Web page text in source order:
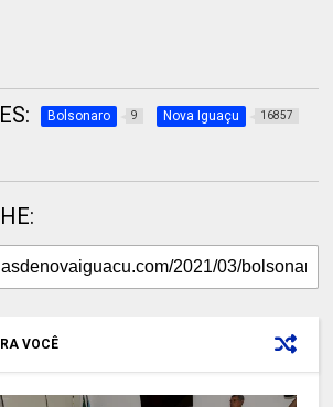
Bolsonaro 9 Nova Iguaçu 16857
VOCÊ